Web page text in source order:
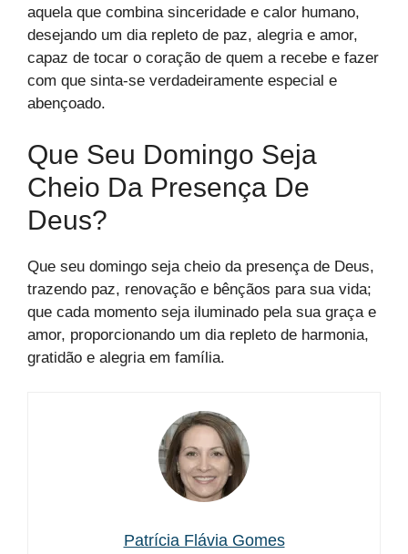
aquela que combina sinceridade e calor humano,
desejando um dia repleto de paz, alegria e amor,
capaz de tocar o coração de quem a recebe e fazer
com que sinta-se verdadeiramente especial e
abençoado.
Que Seu Domingo Seja
Cheio Da Presença De
Deus?
Que seu domingo seja cheio da presença de Deus,
trazendo paz, renovação e bênçãos para sua vida;
que cada momento seja iluminado pela sua graça e
amor, proporcionando um dia repleto de harmonia,
gratidão e alegria em família.
Patrícia Flávia Gomes